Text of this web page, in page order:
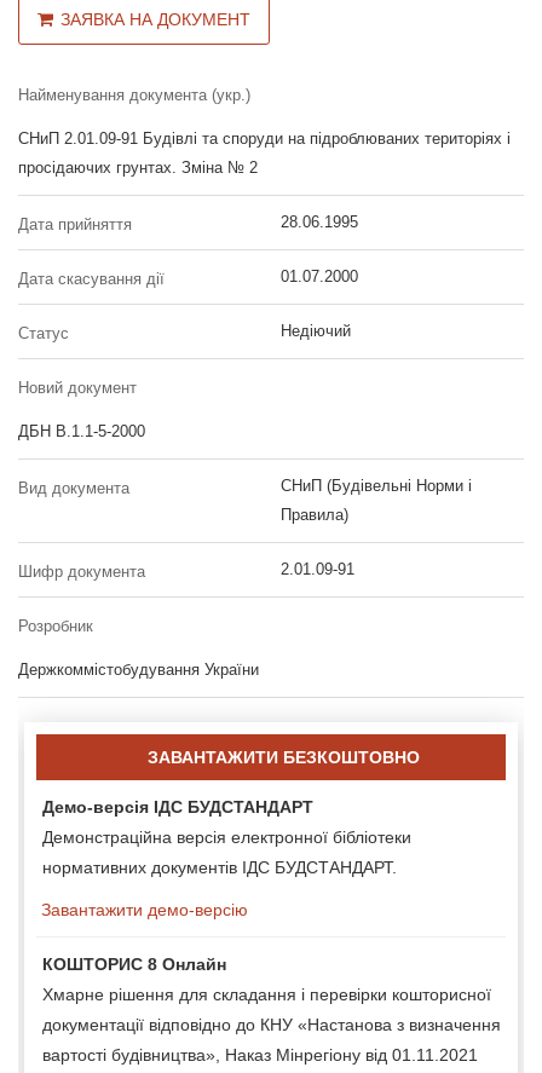
ЗАЯВКА НА ДОКУМЕНТ
Найменування документа (укр.)
СНиП 2.01.09-91 Будівлі та споруди на підроблюваних територіях і
просідаючих грунтах. Зміна № 2
Дата прийняття 28.06.1995
Дата скасування дії 01.07.2000
Статус Недіючий
Новий документ
ДБН В.1.1-5-2000
Вид документа
СНиП (Будівельні Норми і
Правила)
Шифр документа 2.01.09-91
Розробник
Держкоммістобудування України
ЗАВАНТАЖИТИ БЕЗКОШТОВНО
Демо-версія ІДС БУДСТАНДАРТ
Демонстраційна версія електронної бібліотеки
нормативних документів ІДС БУДСТАНДАРТ.
Завантажити демо-версію
КОШТОРИС 8 Онлайн
Хмарне рішення для складання і перевірки кошторисної
документації відповідно до КНУ «Настанова з визначення
вартості будівництва», Наказ Мінрегіону від 01.11.2021